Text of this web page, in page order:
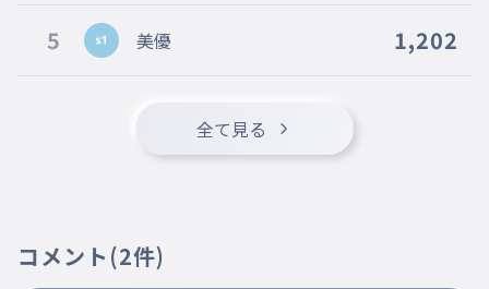
019 チャプチャプチャプ
022 僕は探すんだ
ぼくはさがすんだ
5 美優 1,202
全て見る
コメント (2件)